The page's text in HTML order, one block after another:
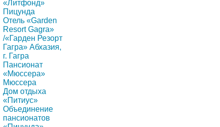
«Литфонд»
Пицунда
Отель «Garden
Resort Gagra»
/«Гарден Резорт
Гагра» Абхазия,
г. Гагра
Пансионат
«Мюссера»
Мюссера
Дом отдыха
«Питиус»
Объединение
пансионатов